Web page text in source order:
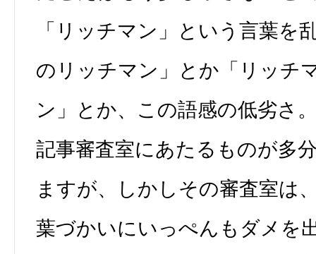
「リッチマン」という言葉を
のリッチマン」とか「リッチ
ン」とか、この語感の低劣さ
記事審査室にあたるものが多
ますが、しかしその審査室は
葉づかいにいっぺんもダメを